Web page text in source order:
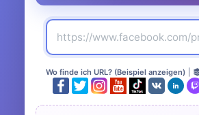
Wo finde ich URL? (Beispiel anzeigen)